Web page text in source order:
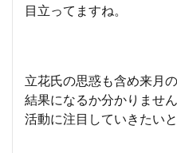
目立ってますね。
立花氏の思惑も含め来月
結果になるか分かりませ
活動に注目していきたいと